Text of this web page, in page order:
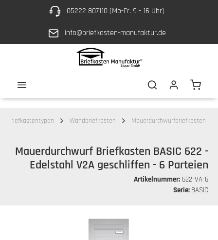
Zum Hauptinhalt springen05222 807110 (Mo-Fr. 9 - 16 Uhr)
info@briefkasten-manufaktur.de
Briefkastentypen Wandbriefkasten Mauerdurchwurfbriefkasten
Mauerdurchwurf Briefkasten BASIC 622 -
Edelstahl V2A geschliffen - 6 Parteien
Artikelnummer: 622-VA-6
Serie: BASIC